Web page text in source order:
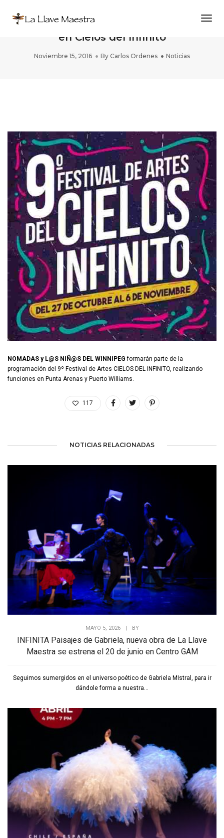
NOMADAS y LOS NIÑOS DEL WINNIPEG
en Cielos del Infinito
Noviembre 15, 2016 By Carlos Ordenes Noticias
NOMADAS y L@S NIÑ@S DEL WINNIPEG formarán parte de la
programación del 9º Festival de Artes CIELOS DEL INFINITO, realizando
funciones en Punta Arenas y Puerto Williams.
117
NOTICIAS RELACIONADAS
MAYO 5, 2026 BY
INFINITA Paisajes de Gabriela, nueva obra de La Llave
Maestra se estrena el 20 de junio en Centro GAM
Seguimos sumergidos en el universo poético de Gabriela MIstral, para ir
dándole forma a nuestra...